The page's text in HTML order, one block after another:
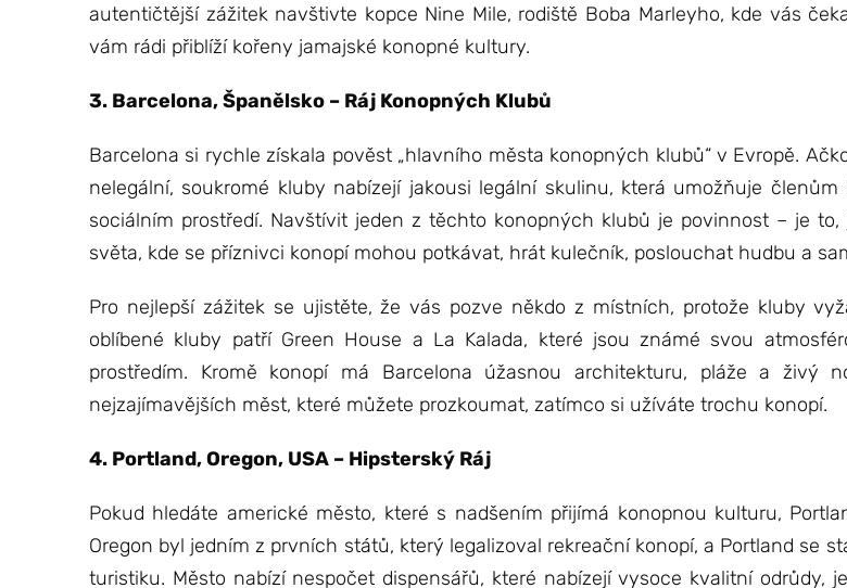
autentičtější zážitek navštivte kopce Nine Mile, rodiště Boba Marleyho, kde vás
vám rádi přiblíží kořeny jamajské konopné kultury.
3. Barcelona, Španělsko – Ráj Konopných Klubů
Barcelona si rychle získala pověst „hlavního města konopných klubů“ v Evropě.
nelegální, soukromé kluby nabízejí jakousi legální skulinu, která umožňuje
sociálním prostředí. Navštívit jeden z těchto konopných klubů je povinnost – je
světa, kde se příznivci konopí mohou potkávat, hrát kulečník, poslouchat hudbu a
Pro nejlepší zážitek se ujistěte, že vás pozve někdo z místních, protože kluby
oblíbené kluby patří Green House a La Kalada, které jsou známé svou
prostředím. Kromě konopí má Barcelona úžasnou architekturu, pláže a
nejzajímavějších měst, které můžete prozkoumat, zatímco si užíváte trochu konopí.
4. Portland, Oregon, USA – Hipsterský Ráj
Pokud hledáte americké město, které s nadšením přijímá konopnou kulturu,
Oregon byl jedním z prvních států, který legalizoval rekreační konopí, a Portland se
turistiku. Město nabízí nespočet dispensářů, které nabízejí vysoce kvalitní odrůdy,